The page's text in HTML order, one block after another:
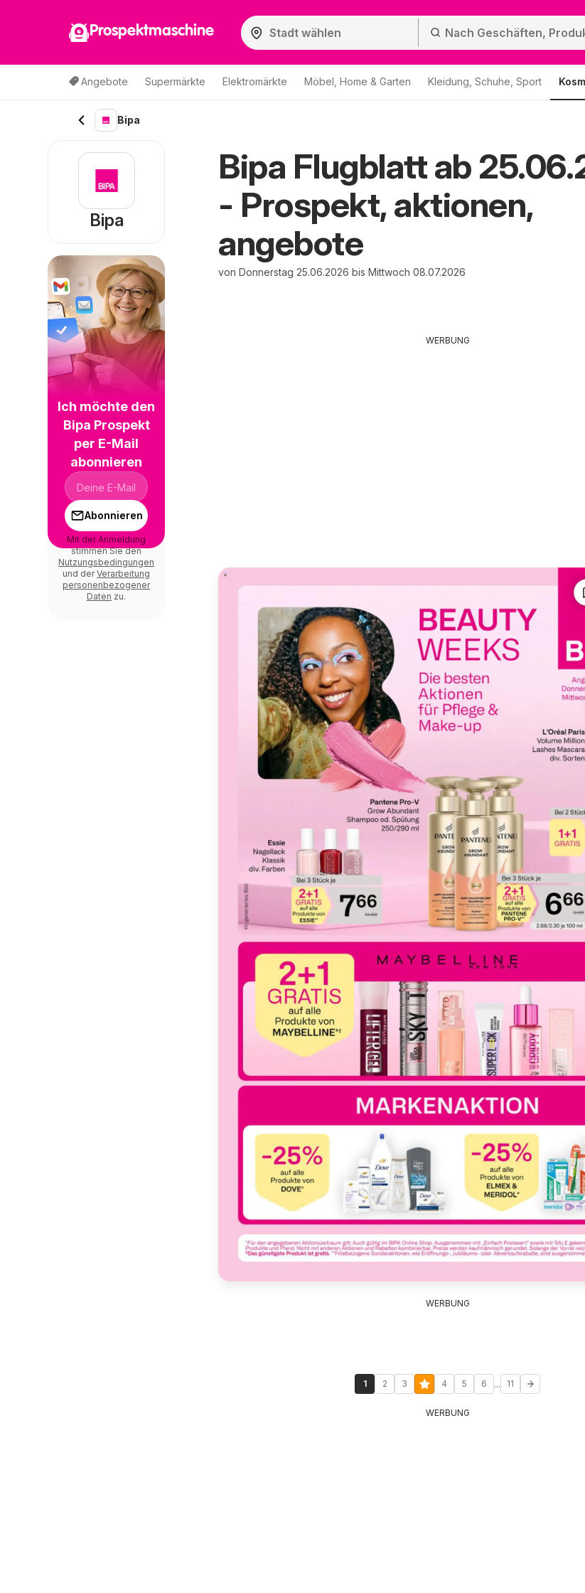
Prospektmaschine
Angebote Supermärkte Elektromärkte Möbel, Home & Garten Kleidung, Schuhe, Sport
Bipa
Bipa Flugblatt ab
- Prospekt, aktionen,
angebote
von Donnerstag 25.06.2026 bis Mittwoch 08.07.2026
WERBUNG
WERBUNG
1 2 3 4 5 6 ... 11
WERBUNG
Bipa
Ich möchte den
Bipa Prospekt
per E-Mail
abonnieren
Abonnieren
Mit der Anmeldung
stimmen Sie den
Nutzungsbedingungen
und derVerarbeitung
personenbezogener
Daten zu.